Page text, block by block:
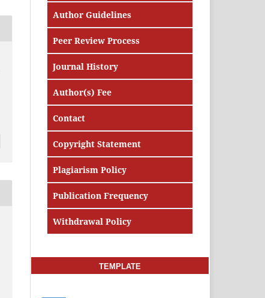
Author Guidelines
Peer Review Process
Journal History
Author(s) Fee
Contact
Copyright Statement
Plagiarism Policy
Publication Frequency
Withdrawal Policy
TEMPLATE